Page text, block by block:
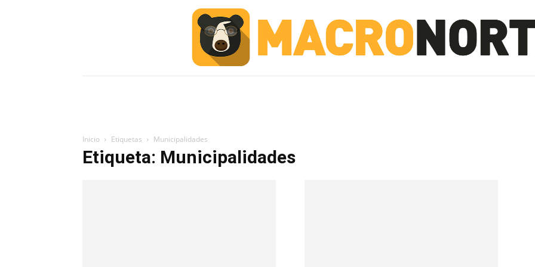
Inicio Etiquetas Municipalidades
Etiqueta: Municipalidades